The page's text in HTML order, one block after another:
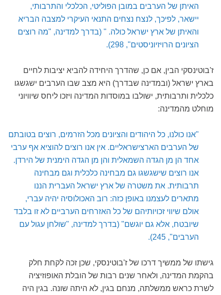
האיתן של הערבים במובן הפוליטי, הכלכלי והתרבותי,
יישאר, לפיכך, לנצח נצחים התנאי העיקרי למצבה הבריא
והאיתן של ארץ ישראל כולה. " (בדרך למדינה, "מה רוצים
הציונים הרויזיוניסטים", 298).
ז'בוטינסקי הבין, אם כן, שהדרך היחידה להביא יציבות לחיים
בארץ ישראל (ובמדינה שבדרך) היא מצב שבו הערבים ישגשגו
כלכלית ותרבותית, ישולבו במוסדות המדינה ויזכו ליחס שיוויוני
מוחלט מהמדינה:
"אנו כולנו, כל היהודים והציונים מכל הזרמים, רוצים בטובתם
של הערבים הארצישראליים. אין אנו רוצים להוציא אף ערבי
אחד הן מן הגדה השמאלית והן מן הגדה הימנית של הירדן.
אנו רוצים שישגשגו גם מבחינה כלכלית וגם מבחינה
תרבותית. את משטרה של ארץ ישראל העברית הננו
מתארים לעצמנו באופן כזה: רוב האכולוסיה יהיה עברי,
אולם שיווי זכויותיהם של כל האזרחים הערביים לא זו בלבד
שיובטח, אלא גם יוגשם" (בדרך למדינה, "שולחן עגול עם
הערבים", 245).
גישתו של ממשיך דרכו של ז'בוטינסקי, שכן זכה לקחת חלק
בהקמת המדינה, ולאחר שנים רבות של הובלת האופוזיציה
לשרת כראש ממשלתה, מנחם בגין, לא היתה שונה. בגין היה